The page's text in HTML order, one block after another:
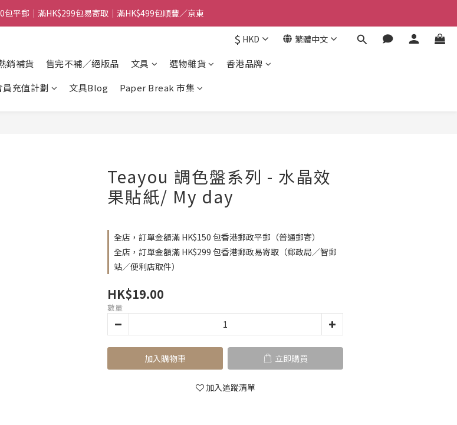
包平郵｜滿HK$299包易寄取｜滿HK$499包順豐／京東
包平郵｜滿HK$299包易寄取｜滿HK$499包順豐／京東
包平郵｜滿HK$299包易寄取｜滿HK$499包順豐／京東
$ HKD 繁體中文
銷補貨 售完不補／絕版品 文具 選物雜貨
香港品牌
員充值計劃 文具Blog Paper Break 市集
Teayou 調色盤系列 - 水晶效
果貼紙/ My day
全店，訂單金額滿 HK$150 包香港郵政平郵（普通郵寄）
全店，訂單金額滿 HK$299 包香港郵政易寄取（郵政局／智郵
站／便利店取件）
HK$19.00
數量
加入購物車 立即購買
加入追蹤清單